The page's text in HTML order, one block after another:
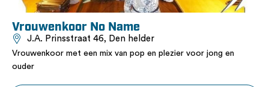
Vrouwenkoor No Name
J.A. Prinsstraat 46, Den helder
Vrouwenkoor met een mix van pop en plezier voor jong en
ouder